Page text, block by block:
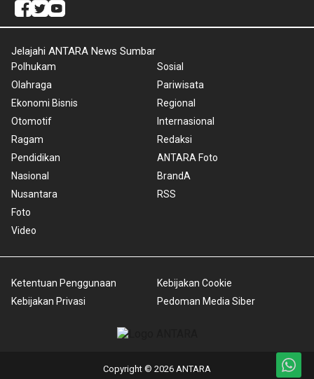
Jelajahi ANTARA News Sumbar
Polhukam
Olahraga
Ekonomi Bisnis
Otomotif
Ragam
Pendidikan
Nasional
Nusantara
Foto
Video
Sosial
Pariwisata
Regional
Internasional
Redaksi
ANTARA Foto
BrandA
RSS
Ketentuan Penggunaan
Kebijakan Privasi
Kebijakan Cookie
Pedoman Media Siber
Copyright © 2026 ANTARA